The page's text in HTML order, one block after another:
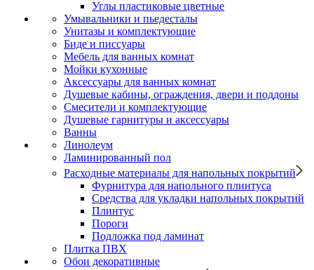
Углы пластиковые цветные
Умывальники и пьедесталы
Унитазы и комплектующие
Биде и писсуары
Мебель для ванных комнат
Мойки кухонные
Аксессуары для ванных комнат
Душевые кабины, ограждения, двери и поддоны
Смесители и комплектующие
Душевые гарнитуры и аксессуары
Ванны
Линолеум
Ламинированный пол
Расходные материалы для напольных покрытий
Фурнитура для напольного плинтуса
Средства для укладки напольных покрытий
Плинтус
Пороги
Подложка под ламинат
Плитка ПВХ
Обои декоративные